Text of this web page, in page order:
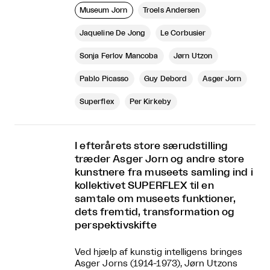
Museum Jorn Troels Andersen
Jaqueline De Jong Le Corbusier
Sonja Ferlov Mancoba Jørn Utzon
Pablo Picasso Guy Debord Asger Jorn
Superflex Per Kirkeby
I efterårets store særudstilling
træder Asger Jorn og andre store
kunstnere fra museets samling ind i
kollektivet SUPERFLEX til en
samtale om museets funktioner,
dets fremtid, transformation og
perspektivskifte
Ved hjælp af kunstig intelligens bringes
Asger Jorns (1914-1973), Jørn Utzons